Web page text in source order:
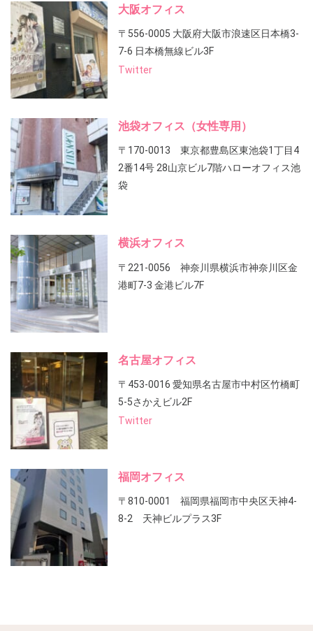
大阪オフィス
〒556-0005 大阪府大阪市浪速区日本橋3-
7-6 日本橋無線ビル3F
Twitter
池袋オフィス（女性専用）
〒170-0013 東京都豊島区東池袋1丁目4
2番14号 28山京ビル7階ハローオフィス池
袋
横浜オフィス
〒221-0056 神奈川県横浜市神奈川区金
港町7-3 金港ビル7F
名古屋オフィス
〒453-0016 愛知県名古屋市中村区竹橋町
5-5さかえビル2F
Twitter
福岡オフィス
〒810-0001 福岡県福岡市中央区天神4-
8-2 天神ビルプラス3F